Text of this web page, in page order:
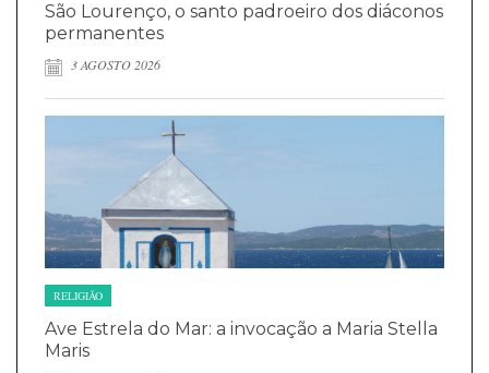
São Lourenço, o santo padroeiro dos diáconos
permanentes
3 AGOSTO 2026
RELIGIÃO
Ave Estrela do Mar: a invocação a Maria Stella
Maris